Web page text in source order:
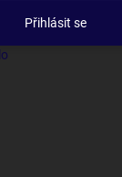
Přihlásit se